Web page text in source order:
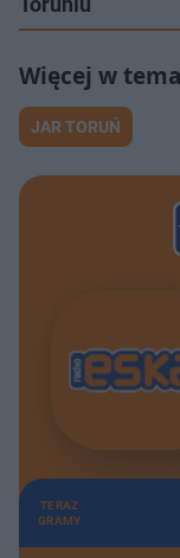
JAR TORUŃ
TERAZ
GRAMY